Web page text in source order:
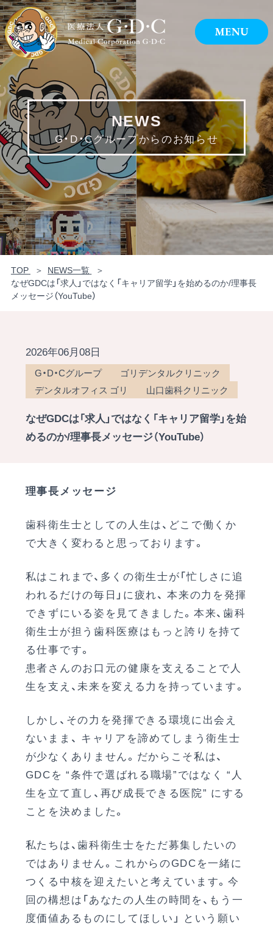
NEWS
G・D・Cグループからのお知らせ
TOP
NEWS一覧
なぜGDCは「求人」ではなく「キャリア留学」を始めるのか/理事長
メッセージ（YouTube）
2026年06月08日
G・D・Cグループ
ゴリデンタルクリニック
デンタルオフィス ゴリ
山口歯科クリニック
なぜGDCは「求人」ではなく「キャリア留学」を始
めるのか/理事長メッセージ（YouTube）
理事長メッセージ
歯科衛生士としての人生は、どこで働くか
で大きく変わると思っております。
私はこれまで、多くの衛生士が「忙しさに追
われるだけの毎日」に疲れ、 本来の力を発揮
できずにいる姿を見てきました。本来、歯科
衛生士が担う歯科医療はもっと誇りを持て
る仕事です。
患者さんのお口元の健康を支えることで人
生を支え、未来を変える力を持っています。
しかし、その力を発揮できる環境に出会え
ないまま、 キャリアを諦めてしまう衛生士
が少なくありません。だからこそ私は、
GDCを “条件で選ばれる職場”ではなく “人
生を立て直し、再び成長できる医院” にする
ことを決めました。
私たちは、歯科衛生士をただ募集したいの
ではありません。これからのGDCを一緒に
つくる中核を迎えたいと考えています。今
回の構想は「あなたの人生の時間を、もう一
度価値あるものにしてほしい」 という願い